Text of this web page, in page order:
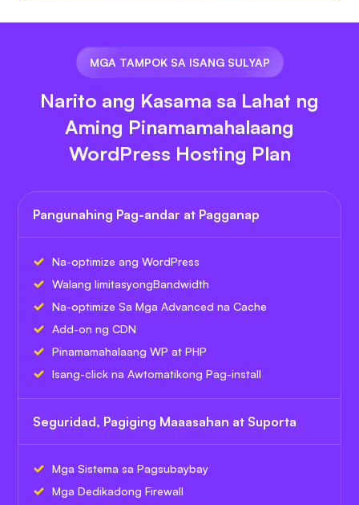
MGA TAMPOK SA ISANG SULYAP
Narito ang Kasama sa Lahat ng
Aming Pinamamahalaang
WordPress Hosting Plan
Pangunahing Pag-andar at Pagganap
Na-optimize ang WordPress
Walang limitasyongBandwidth
Na-optimize Sa Mga Advanced na Cache
Add-on ng CDN
Pinamamahalaang WP at PHP
Isang-click na Awtomatikong Pag-install
Seguridad, Pagiging Maaasahan at Suporta
Mga Sistema sa Pagsubaybay
Mga Dedikadong Firewall